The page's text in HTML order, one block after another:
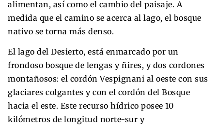
alimentan, así como el cambio del paisaje. A
medida que el camino se acerca al lago, el bosque
nativo se torna más denso.
El lago del Desierto, está enmarcado por un
frondoso bosque de lengas y ñires, y dos cordones
montañosos: el cordón Vespignani al oeste con sus
glaciares colgantes y con el cordón del Bosque
hacia el este. Este recurso hídrico posee 10
kilómetros de longitud norte-sur y